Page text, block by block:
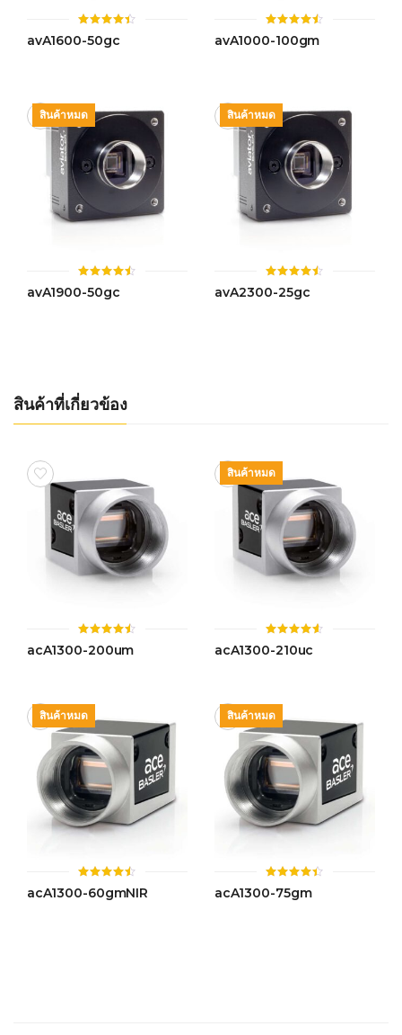
ให้
คะแนน
avA1600-50gc
ให้
คะแนน
avA1000-100gm
สินค้าหมด
ให้
คะแนน
avA1900-50gc
สินค้าหมด
ให้
คะแนน
avA2300-25gc
สินค้าที่เกี่ยวข้อง
ให้
คะแนน
acA1300-200um
สินค้าหมด
ให้
คะแนน
acA1300-210uc
สินค้าหมด
ให้
คะแนน
acA1300-60gmNIR
สินค้าหมด
ให้
คะแนน
acA1300-75gm